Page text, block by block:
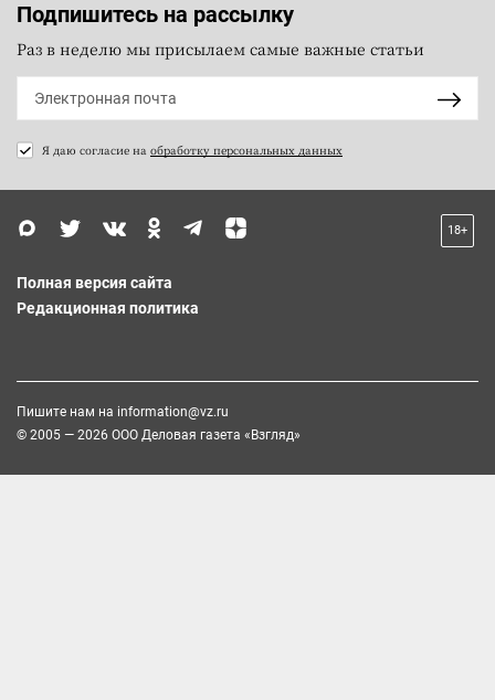
Подпишитесь на рассылку
Раз в неделю мы присылаем самые важные статьи
Я даю согласие на обработку персональных данных
18+
Полная версия сайта
Редакционная политика
Пишите нам на information@vz.ru
© 2005 — 2026 ООО Деловая газета «Взгляд»